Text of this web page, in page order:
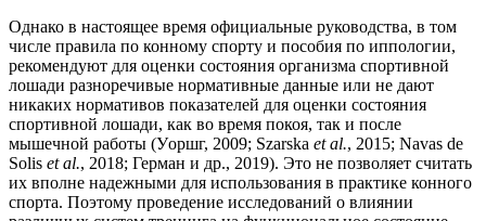
Однако в настоящее время официальные руководства, в том
числе правила по конному спорту и пособия по иппологии,
рекомендуют для оценки состояния организма спортивной
лошади разноречивые нормативные данные или не дают
никаких нормативов показателей для оценки состояния
спортивной лошади, как во время покоя, так и после
мышечной работы (Уopшг, 2009; Szarska et al., 2015; Navas de
Solis et al., 2018; Герман и др., 2019). Это не позволяет считать
их вполне надежными для использования в практике конного
спорта. Поэтому проведение исследований о влиянии